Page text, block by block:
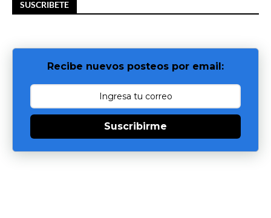
SUSCRIBETE
Recibe nuevos posteos por email:
Suscribirme